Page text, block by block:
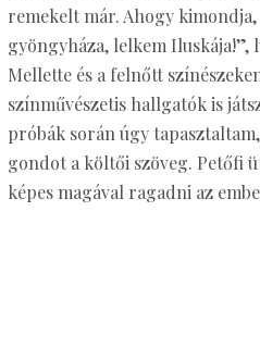
remekelt már. Ahogy
gyöngyháza, lelkem Iluskája!”,
Mellette és a felnőtt
színművészetis hallgatók is
próbák során úgy
gondot a költői szöveg. Petőfi
képes magával ragadni az